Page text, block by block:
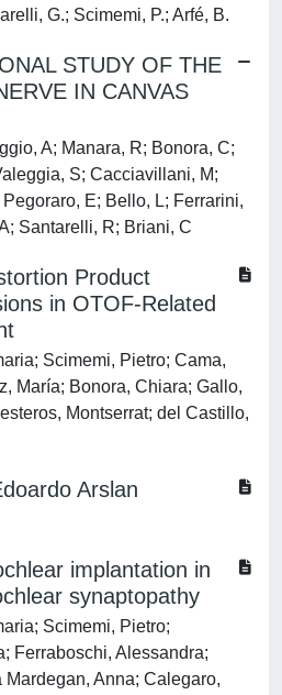
G.; Scimemi, P.; Arfé, B.
STUDY OF THE
IN CANVAS
A; Manara, R; Bonora, C;
S; Cacciavillani, M;
E; Bello, L; Ferrarini,
Santarelli, R; Briani, C
Product
in OTOF-Related
Scimemi, Pietro; Cama,
María; Bonora, Chiara; Gallo,
Montserrat; del Castillo,
Arslan
implantation in
synaptopathy
Scimemi, Pietro;
Ferraboschi, Alessandra;
Anna; Calegaro,